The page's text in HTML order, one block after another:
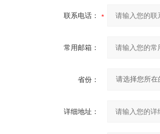
联系电话：
常用邮箱：
省份：
详细地址：